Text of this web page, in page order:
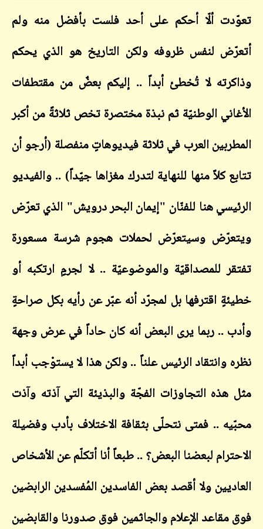
تعوّدت ألّا أحكم على أحد فلست بأفضل منه ولم
أتعرّض لنفس ظروفه ولكن التاريخ هو الذي يحكم
وذاكرته لا تُخطئ أبداً .. إليكم بعضٌ من مقتطفات
الأغاني الوطنيّة ثم نبذة مختصرة تخص ثلاثةً من أكبر
المطربين العرب في ثلاثة فيديوهاتٍ منفصلة (أرجو أن
تتابع كلاً منها للنهاية لتدرك مغزاها جيّداً) .. والفيديو
الرئيسي هنا للفنّان "إيمان البحر درويش" الذي تعرّض
ويتعرّض وسيتعرّض لحملات هجوم شرسة مسعورة
تفتقر للمصداقيّة والموضوعيّة .. لا لجرمٍ ارتكبه أو
خطيئةٍ اقترفها بل لمجرّد أنه عبّر عن رأيه بكل صراحةٍ
وأدب .. ربما يرى البعض أنه كان حاداً في عرض وجهة
نظره وانتقاد الرئيس علناً .. ولكن هذا لا يستوْجب أبداً
مثل هذه التجاوزات الفجّة والبذيئة التي آذته وآذت
محبّيه .. فمتى نتحلّى بثقافة الاختلاف بأدب وفضيلة
الاحترام لبعضنا البعض؟ .. طبعاً أنا أتكلّم عن الأشخاص
العاديين ولا أقصد بعض الفاسدين المُفسدين الرابضين
فوق مقاعد الإعلام والجاثمين فوق صدورنا والقابضين